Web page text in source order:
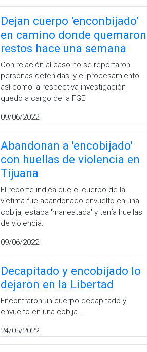
Dejan cuerpo 'enconbijado'
en camino donde quemaron
restos hace una semana
Con relación al caso no se reportaron
personas detenidas, y el procesamiento
así como la respectiva investigación
quedó a cargo de la FGE
09/06/2022
Abandonan a 'encobijado'
con huellas de violencia en
Tijuana
El reporte indica que el cuerpo de la
víctima fue abandonado envuelto en una
cobija, estaba 'maneatada' y tenía huellas
de violencia.
09/06/2022
Decapitado y encobijado lo
dejaron en la Libertad
Encontraron un cuerpo decapitado y
envuelto en una cobija...
24/05/2022